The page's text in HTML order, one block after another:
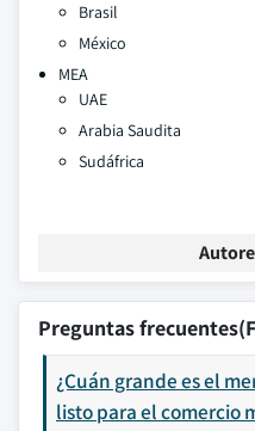
Brasil
México
MEA
UAE
Arabia Saudita
Sudáfrica
Preguntas
¿Cuán grande es el
listo para el comercio